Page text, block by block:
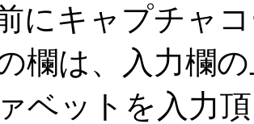
にキャプチャ
欄は、入力欄
ベットを入力